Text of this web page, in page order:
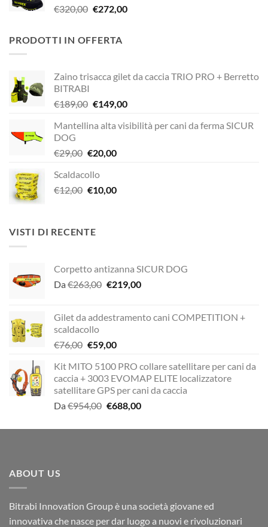
€338,90.€249,00.
€320,00 Il
era:
€272,00Il
PRODOTTI IN OFFERTA
Zaino trisacca gilet da caccia TRIO PRO + Berretto
BITRABI
€189,00 Il
originale
€189,00.
€149,00Il
attuale
Mantellina alta visibilità per cani da ferma SICUR
DOG
€29,00 Il
originale
era:
€20,00Il
è:
Scaldacollo
€12,00 Il
era:
€10,00Il
VISTI DI RECENTE
Corpetto antizanna SICUR DOG
Da €263,00 Il
era:
€219,00Il
è:
Gilet da addestramento cani COMPETITION +
scaldacollo
€76,00 Il
originale
era:
€76,00.
€59,00Il
attuale
è:
€59,00.
Kit MITO 5100 PRO collare satellitare per cani da
caccia + 3003 EVOMAP ELITE localizzatore
satellitare GPS per cani da caccia
Da €954,00 Il
originale
€688,00Il
attuale
ABOUT US
Bitrabi Innovation Group è una società giovane ed
innovativa che nasce per dar luogo a nuovi e rivoluzionari